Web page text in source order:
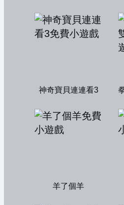
神奇寶貝連連看3
羊了個羊